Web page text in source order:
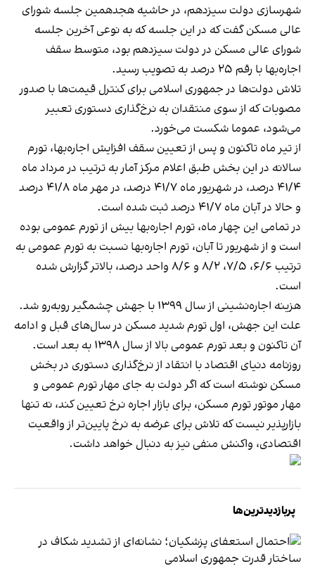
شهرسازی دولت سیزدهم، در حاشیه هجدهمین جلسه شورای
عالی مسکن گفت که در این جلسه که به نوعی آخرین جلسه
شورای عالی مسکن در دولت سیزدهم بود، متوسط سقف
اجاره‌بها با رقم ۲۵ درصد به تصویب رسید.
تلاش دولت‌ها در جمهوری اسلامی برای کنترل قیمت‌ها با صدور
مصوبات که از سوی منتقدان به نرخ‌گذاری دستوری تعبیر
می‌شود، عموما شکست می‌خورد.
از تیر ماه تاکنون و پس از تعیین سقف افزایش اجاره‌بها، تورم
سالانه در این بخش طبق اعلام مرکز آمار به ترتیب در مرداد ماه
۴۱/۴ درصد، در شهریور ماه ۴۱/۷ درصد، در مهر ماه ۴۱/۸ درصد
و حالا در آبان‌ ماه ۴۱/۷ درصد ثبت شده است.
در تمامی این چهار ماه، تورم اجاره‌بها بیش از تورم عمومی بوده
است و از شهریور تا آبان، تورم اجاره‌بها نسبت به تورم عمومی به
ترتیب ۶/۶، ۷/۵، ۸/۲ و ۸/۶ واحد درصد، بالاتر گزارش شده
است.
هزینه اجاره‌نشینی از سال ۱۳۹۹ با جهش چشمگیر روبه‌رو شد.
علت این جهش، اول تورم شدید مسکن در سال‌های قبل و ادامه
آن تاکنون و بعد تورم عمومی بالا از سال ۱۳۹۸ به بعد است.
روزنامه دنیای اقتصاد با انتقاد از نرخ‌گذاری دستوری در بخش
مسکن نوشته است که اگر دولت به جای مهار تورم عمومی و
مهار موتور تورم مسکن، برای بازار اجاره نرخ تعیین کند، نه تنها
بازارپذیر نیست که تلاش برای عرضه به نرخ پایین‌تر از واقعیت
اقتصادی، واکنش منفی نیز به دنبال خواهد داشت.
پربازدیدترین‌ها